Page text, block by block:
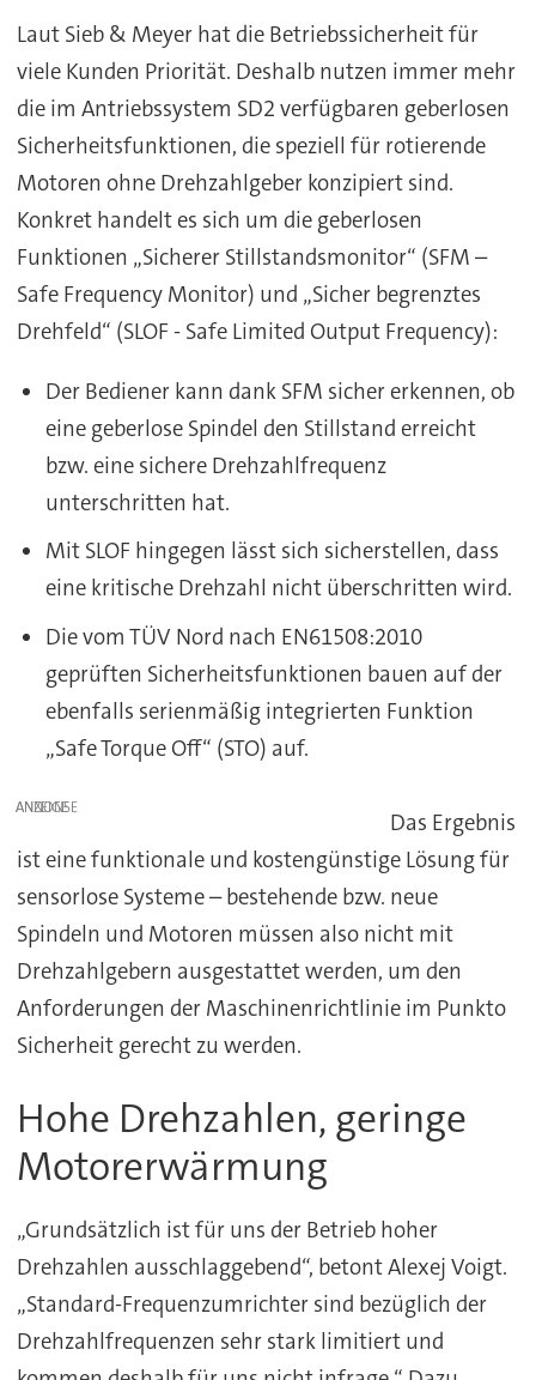
Laut Sieb & Meyer hat die Betriebssicherheit für
viele Kunden Priorität. Deshalb nutzen immer mehr
die im Antriebssystem SD2 verfügbaren geberlosen
Sicherheitsfunktionen, die speziell für rotierende
Motoren ohne Drehzahlgeber konzipiert sind.
Konkret handelt es sich um die geberlosen
Funktionen „Sicherer Stillstandsmonitor“ (SFM –
Safe Frequency Monitor) und „Sicher begrenztes
Drehfeld“ (SLOF - Safe Limited Output Frequency):
Der Bediener kann dank SFM sicher erkennen, ob
eine geberlose Spindel den Stillstand erreicht
bzw. eine sichere Drehzahlfrequenz
unterschritten hat.
Mit SLOF hingegen lässt sich sicherstellen, dass
eine kritische Drehzahl nicht überschritten wird.
Die vom TÜV Nord nach EN61508:2010
geprüften Sicherheitsfunktionen bauen auf der
ebenfalls serienmäßig integrierten Funktion
„Safe Torque Off“ (STO) auf.
ANZEIGE
Das Ergebnis
ist eine funktionale und kostengünstige Lösung für
sensorlose Systeme – bestehende bzw. neue
Spindeln und Motoren müssen also nicht mit
Drehzahlgebern ausgestattet werden, um den
Anforderungen der Maschinenrichtlinie im Punkto
Sicherheit gerecht zu werden.
Hohe Drehzahlen, geringe
Motorerwärmung
„Grundsätzlich ist für uns der Betrieb hoher
Drehzahlen ausschlaggebend“, betont Alexej Voigt.
„Standard-Frequenzumrichter sind bezüglich der
Drehzahlfrequenzen sehr stark limitiert und